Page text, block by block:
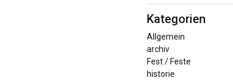
Kategorien
Allgemein
archiv
Fest / Feste
historie